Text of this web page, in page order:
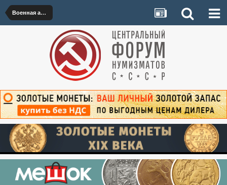
Военная археология